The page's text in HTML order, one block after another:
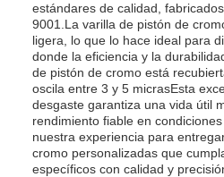
estándares de calidad,
9001.La varilla de pistón de
ligera, lo que lo hace ideal para
donde la eficiencia y la
de pistón de cromo está
oscila entre 3 y 5 micrasEsta
desgaste garantiza una vida útil
rendimiento fiable en
nuestra experiencia para
cromo personalizadas que
específicos con calidad y